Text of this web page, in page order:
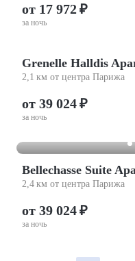
от 17 972 ₽
за ночь
Grenelle Halldis
2,1 км от центра Парижа
от 39 024 ₽
за ночь
Bellechasse Suite
2,4 км от центра Парижа
от 39 024 ₽
за ночь